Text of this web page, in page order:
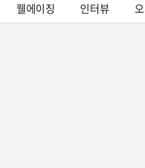
웰에이징 인터뷰